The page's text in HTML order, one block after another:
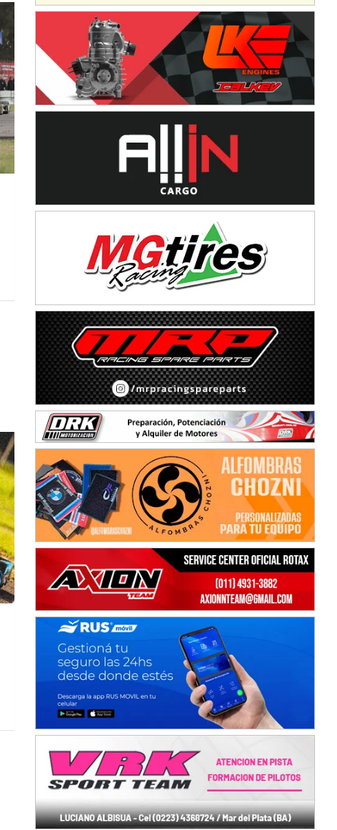
Ciudad de Trenque Lauquen (Asfalto)
Trenque Lauquen (Buenos Aires)
ENTRERRIANO - F6 (POSTERGADA)
Parque de la Velocidad (Asfalto)
Villaguay (Entre Ríos)
Gral. E. Godoy (Río Negro)
Juventud Unida (Tierra)
Humboldt (Santa Fe)
NORESTE SANTAFESINO - F6
Avellaneda (Santa Fe)
SUR SANTAFESINO - F4
José Samuel Sánchez (Tierra)
Rufino (Santa Fe)
TUCUMANO - F5
Juan Navarro (Asfalto)
El Timbó (Tucumán)